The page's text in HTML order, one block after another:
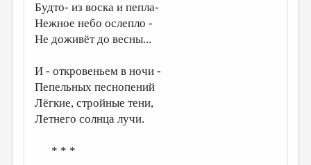
ПРОИЗВЕДЕНИЯ
ПЕРЕВОДЫ
ДЕТСКАЯ КОМНАТА
КНИЖНАЯ ПОЛКА
ОБЗОР ЛИТЕРАТУРЫ
СТРАНИЦЫ ПАМЯТИ
Будто- из воска и пепла-
Нежное небо ослепло -
Не доживёт до весны...
И - откровеньем в ночи -
Пепельных песнопений
Лёгкие, стройные тени,
Летнего солнца лучи.
* * *